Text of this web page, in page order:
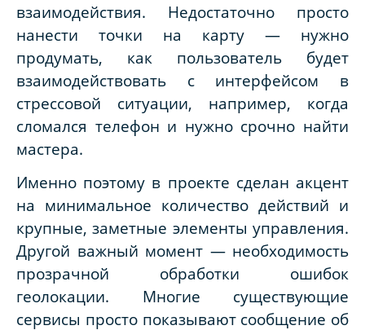
взаимодействия. Недостаточно просто
нанести точки на карту — нужно
продумать, как пользователь будет
взаимодействовать с интерфейсом в
стрессовой ситуации, например, когда
сломался телефон и нужно срочно найти
мастера.
Именно поэтому в проекте сделан акцент
на минимальное количество действий и
крупные, заметные элементы управления.
Другой важный момент — необходимость
прозрачной обработки ошибок
геолокации. Многие существующие
сервисы просто показывают сообщение об